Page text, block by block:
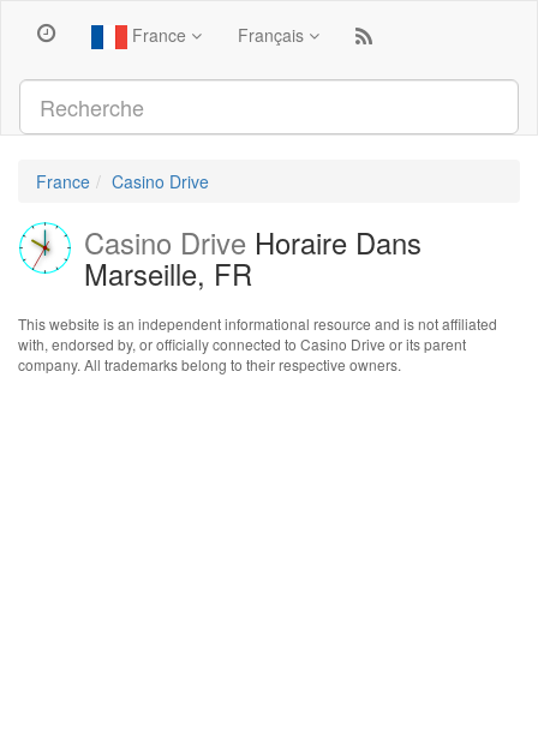
France Français
France Casino Drive
Casino Drive Horaire Dans
Marseille, FR
This website is an independent informational resource and is not affiliated
with, endorsed by, or officially connected to Casino Drive or its parent
company. All trademarks belong to their respective owners.